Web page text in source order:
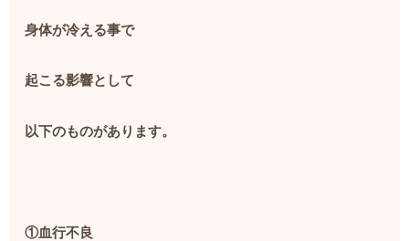
身体が冷える事で
起こる影響として
以下のものがあります。
①血行不良